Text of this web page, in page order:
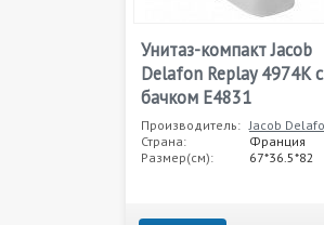
Унитаз-компакт Jacob
Delafon Replay 4974K с
бачком E4831
Производитель: Jacob
Страна:
Франция
Размер(см):
67*36.5*82